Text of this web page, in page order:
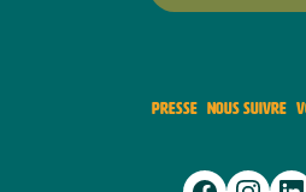
PRESSE NOUS SUIVRE